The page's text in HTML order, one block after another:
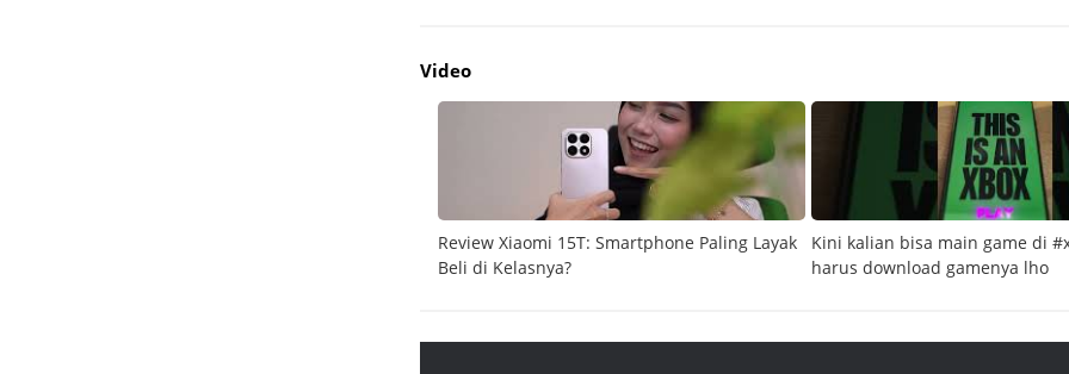
Video
Review Xiaomi 15T: Smartphone Paling Layak
Beli di Kelasnya?
Kini kalian bisa main game di
harus download gamenya lho